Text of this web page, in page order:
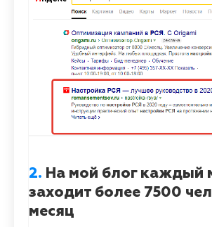
2. На мой блог каждый
заходит более 7500
месяц